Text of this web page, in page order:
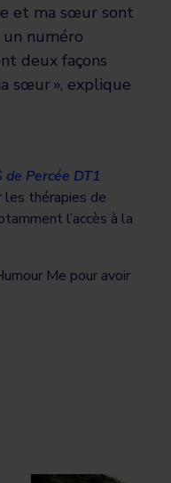
et ma sœur sont
un numéro
deux façons
sœur », explique
Percée DT1
les thérapies de
l’accès à la
Me pour avoir